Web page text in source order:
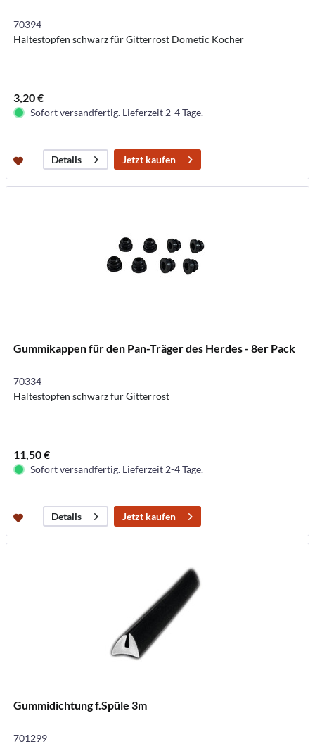
70394
Haltestopfen schwarz für Gitterrost Dometic Kocher
3,20 €
Sofort versandfertig. Lieferzeit 2-4 Tage.
Details Jetzt kaufen
Gummikappen für den Pan-Träger des Herdes - 8er Pack
70334
Haltestopfen schwarz für Gitterrost
11,50 €
Sofort versandfertig. Lieferzeit 2-4 Tage.
Details Jetzt kaufen
Gummidichtung f.Spüle 3m
701299